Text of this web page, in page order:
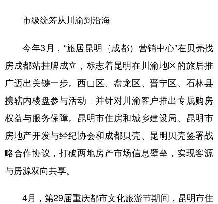
市级统筹从川渝到沿海
今年3月，“旅居昆明（成都）营销中心”在贝壳找
房成都站挂牌成立，标志着昆明在川渝地区的旅居推
广迈出关键一步。西山区、盘龙区、晋宁区、石林县
携辖内楼盘参与活动，并针对川渝客户推出专属购房
权益与服务保障。昆明市住房和城乡建设局、昆明市
房地产开发与经纪协会和成都贝壳、昆明贝壳签署战
略合作协议，打破两地房产市场信息壁垒，实现客源
与房源双向共享。
4月，第29届重庆都市文化旅游节期间，昆明市住